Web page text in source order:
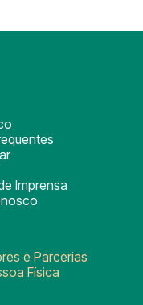
Imprensa
e Parcerias
Física